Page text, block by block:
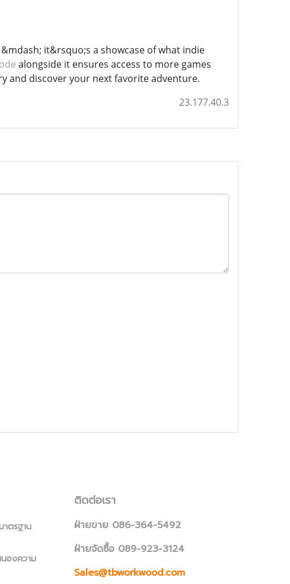
it&rsquo;s a showcase of what indie
alongside it ensures access to more games
and discover your next favorite adventure.
23.177.40.3
ตรฐาน
องความ
ติดต่อเรา
ฝ่ายขาย 086-364-5492
ฝ่ายจัดซื้อ 089-923-3124
Sales@tbworkwood.com